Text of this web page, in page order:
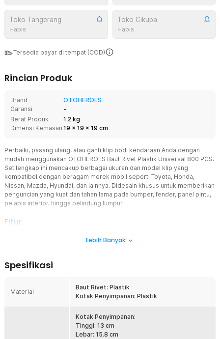
Toko Tangerang
Habis
Toko Cikupa
Habis
Tersedia bayar di tempat (COD)
Rincian Produk
Brand
OTOHEROES
Garansi
-
Berat Produk
1.2 kg
Dimensi Kemasan 19 x 19 x 19 cm
Perbaiki, pasang ulang, atau ganti klip bodi kendaraan Anda dengan
mudah menggunakan OTOHEROES Baut Rivet Plastik Universal 800 PCS.
Set lengkap ini mencakup berbagai ukuran dan model klip yang
kompatibel dengan beragam merek mobil seperti Toyota, Honda,
Nissan, Mazda, Hyundai, dan lainnya. Didesain khusus untuk memberikan
penguncian yang kuat dan tahan lama pada bumper, fender, panel pintu,
pelapis interior, hingga pelindung lumpur.
Fitur
bodi kendaraan. Tidak perlu mencari klip satuan lagi, semuanya
modifikasi, atau perawatan mobil pribadi.
Material Plastik Nylon Berkualitas Tinggi
mudah retak, memastikan daya tahan maksimal. Mampu menahan
tekanan dan getaran kendaraan tanpa longgar atau rusak. Aman
digunakan untuk eksterior maupun interior mobil.
Lebih Banyak
Spesifikasi
Material
Baut Rivet: Plastik
Kotak Penyimpanan: Plastik
Kotak Penyimpanan:
Tinggi: 13 cm
Lebar: 15.8 cm